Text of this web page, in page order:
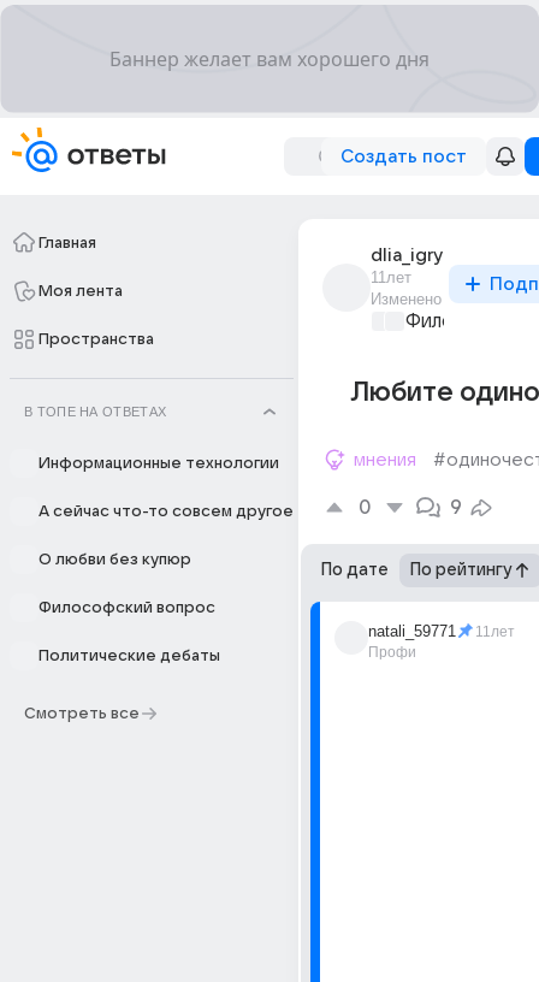
Создать пост
Главная
Моя лента
Пространства
В ТОПЕ НА ОТВЕТАХ
Информационные технологии
А сейчас что-то совсем другое
О любви без купюр
Философский вопрос
Политические дебаты
Смотреть все
dlia_igry
11лет
Изменено
Философский
Любите
мнения
0 9
По дате По рейтингу
natali_59771
Профи
11лет